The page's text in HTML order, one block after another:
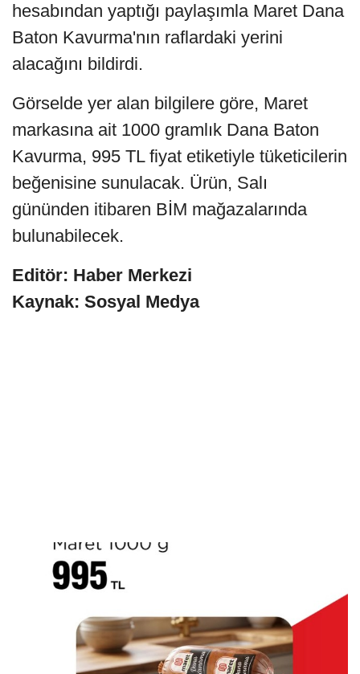
hesabından yaptığı paylaşımla Maret Dana
Baton Kavurma'nın raflardaki yerini
alacağını bildirdi.
Görselde yer alan bilgilere göre, Maret
markasına ait 1000 gramlık Dana Baton
Kavurma, 995 TL fiyat etiketiyle tüketicilerin
beğenisine sunulacak. Ürün, Salı
gününden itibaren BİM mağazalarında
bulunabilecek.
Editör: Haber Merkezi
Kaynak: Sosyal Medya